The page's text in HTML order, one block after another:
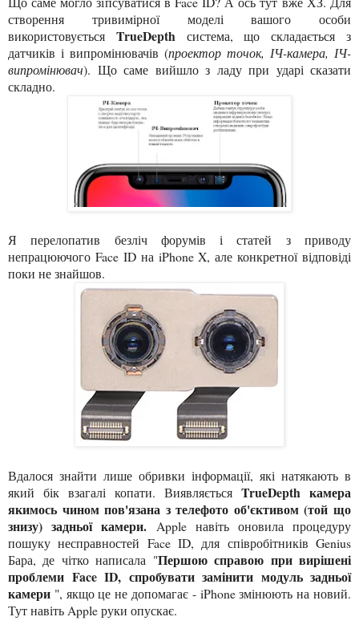
створення тривимірної моделі вашого особи
використовується TrueDepth система, що складається з
датчиків і випромінювачів (проектор точок, ІЧ-камера, ІЧ-
випромінювач). Що саме вийшло з ладу при ударі сказати
складно.
Я перелопатив безліч форумів і статей з приводу
непрацюючого Face ID на iPhone X, але конкретної відповіді
поки не знайшов.
Вдалося знайти лише обривки інформації, які натякають в
який бік взагалі копати. Виявляється TrueDepth камера
якимось чином пов'язана з телефото об'єктивом (той що
знизу) задньої камери. Apple навіть оновила процедуру
пошуку несправностей Face ID, для співробітників Genius
Бара, де чітко написала "Першою справою при вирішені
проблеми Face ID, спробувати замінити модуль задньої
камери ", якщо це не допомагає - iPhone змінюють на новий.
Тут навіть Apple руки опускає.